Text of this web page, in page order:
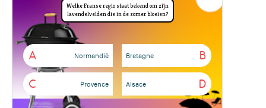
Welke Franse regio staat bekend om zijn
lavendelvelden die in de zomer bloeien?
A Normandië B
Bretagne
C Provence D
Alsace